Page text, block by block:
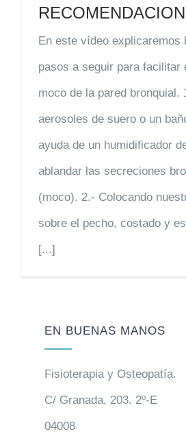
En este vídeo explicaremos
pasos a seguir para facilitar
moco de la pared bronquial.
aerosoles de suero o un
ayuda de un humidificador
ablandar las secreciones
(moco). 2.- Colocando
sobre el pecho, costado y
[...]
EN BUENAS MANOS
Fisioterapia y Osteopatía.
C/ Granada, 203. 2º-E
04008